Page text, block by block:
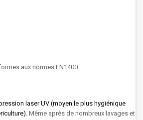
aux normes EN1400.
laser UV (moyen le plus hygiénique
Même après de nombreux lavages et